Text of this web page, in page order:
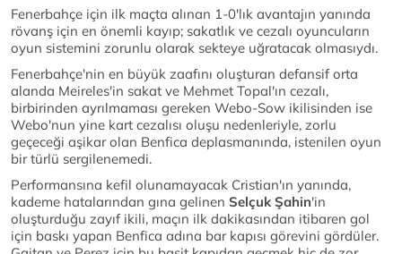
Fenerbahçe için ilk maçta alınan 1-0'lık avantajın yanında
rövanş için en önemli kayıp; sakatlık ve cezalı oyuncuların
oyun sistemini zorunlu olarak sekteye uğratacak olmasıydı.
Fenerbahçe'nin en büyük zaafını oluşturan defansif orta
alanda Meireles'in sakat ve Mehmet Topal'ın cezalı,
birbirinden ayrılmaması gereken Webo-Sow ikilisinden ise
Webo'nun yine kart cezalısı oluşu nedenleriyle, zorlu
geçeceği aşikar olan Benfica deplasmanında, istenilen oyun
bir türlü sergilenemedi.
Performansına kefil olunamayacak Cristian'ın yanında,
kademe hatalarından gına gelinen Selçuk Şahin'in
oluşturduğu zayıf ikili, maçın ilk dakikasından itibaren gol
için baskı yapan Benfica adına bar kapısı görevini gördüler.